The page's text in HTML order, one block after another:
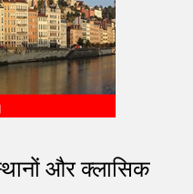
और क्लासिक